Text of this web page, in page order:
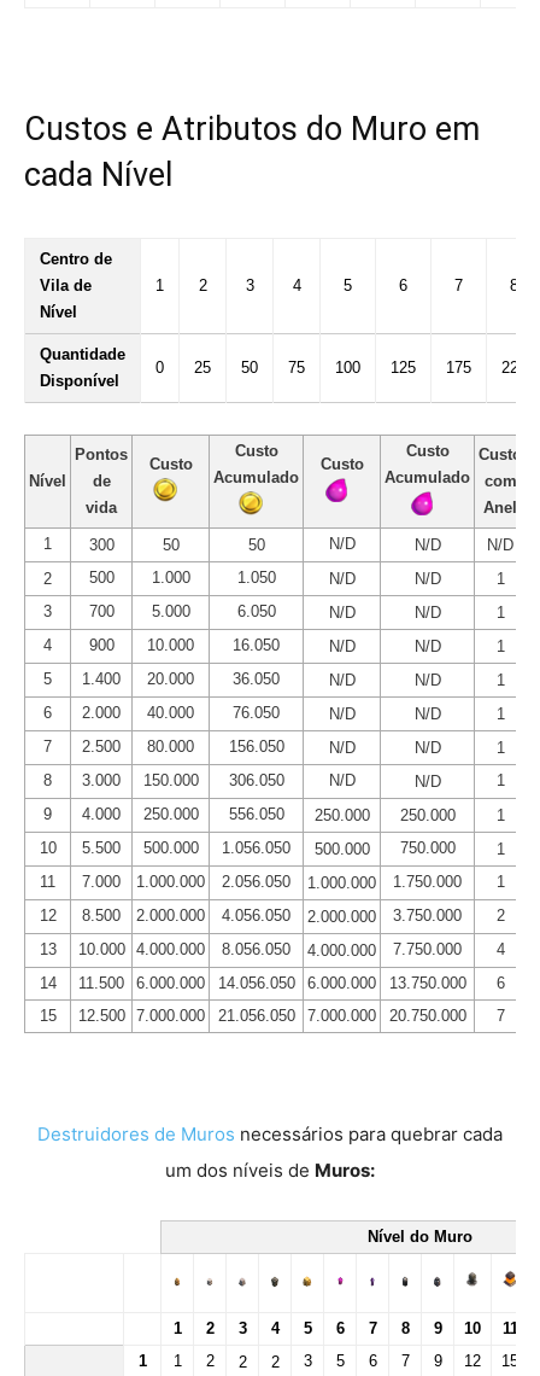
Custos e Atributos do Muro em
cada Nível
Centro de
Vila de
Nível
1 2 3 4 5 6 7 8
Quantidade
Disponível
0 25 50 75 100 125 175 225
Nível
Pontos
de
vida
Custo
Custo
Acumulado
Custo
Custo
Acumulado
Custo
com
Anel
1
300 50 50 N/D N/D
N/D
2
500 1.000 1.050 N/D N/D
1
3
700 5.000 6.050 N/D N/D
1
4
900 10.000 16.050 N/D N/D
1
5
1.400 20.000 36.050 N/D N/D
1
6
2.000 40.000 76.050 N/D N/D
1
7
2.500 80.000 156.050 N/D N/D
1
8
3.000 150.000 306.050 N/D N/D
1
9
4.000 250.000 556.050 250.000 250.000
1
10
5.500 500.000 1.056.050 500.000 750.000
1
11
7.000 1.000.000 2.056.050 1.000.000 1.750.000
1
12
8.500 2.000.000 4.056.050 2.000.000 3.750.000
2
13
10.000 4.000.000 8.056.050 4.000.000 7.750.000
4
14
11.500 6.000.000 14.056.050 6.000.000 13.750.000
6
15
12.500 7.000.000 21.056.050 7.000.000 20.750.000 7
Destruidores de Muros necessários para quebrar cada
um dos níveis de Muros:
Nível do Muro
1 2 3 4 5 6 7 8 9 10 11
1
1 2 2 2 3 5 6 7 9 12 15